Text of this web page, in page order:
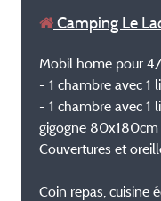
Camping Le
Mobil home pour
- 1 chambre avec
- 1 chambre avec 1
gigogne
Couvertures et
Coin repas, cuisine